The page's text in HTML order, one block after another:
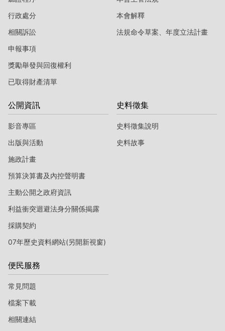
行政處分
相關訴訟
申報事項
獎勵舉發與回復權利
已取得財產清單
本會解釋
法規命令草案、年度立法計畫
公開資訊
影音專區
出版與活動
施政計畫
預算決算書及內控聲明書
主動公開之政府資訊
利益衝突迴避法身分關係揭露
採購契約
07年歷史資料網站(另開新視窗)
史料徵集
史料徵集說明
史料故事
便民服務
常見問題
檔案下載
相關連結